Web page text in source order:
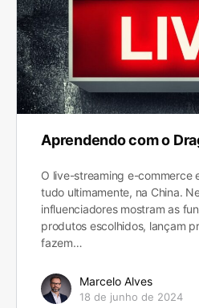
Aprendendo com o
O live-streaming e-commerce
tudo ultimamente, na China.
influenciadores mostram as
produtos escolhidos, lançam
fazem…
Marcelo Alves
18 de junho de 2024